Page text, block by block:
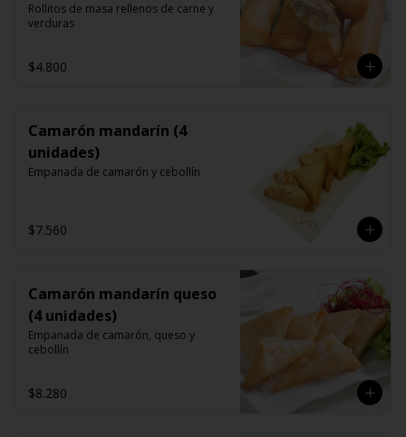
Rollitos de masa rellenos de carne y
verduras
$4.800
Camarón mandarín (4
unidades)
Empanada de camarón y cebollín
$7.560
Camarón mandarín queso
(4 unidades)
Empanada de camarón, queso y
cebollín
$8.280